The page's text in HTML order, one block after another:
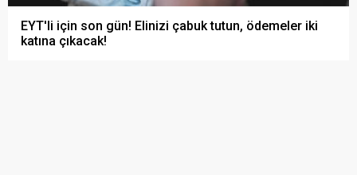
EYT'li için son gün! Elinizi çabuk tutun, ödemeler iki
katına çıkacak!